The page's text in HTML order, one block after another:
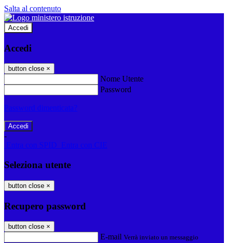
Salta al contenuto
Accedi
Accedi
button close ×
Nome Utente
Password
Password dimenticata?
-
Entra con SPID
Entra con CIE
Seleziona utente
button close ×
Recupero password
button close ×
E-mail Verrà inviato un messaggio